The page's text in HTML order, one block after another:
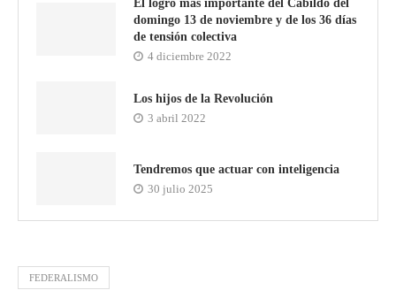
El logro más importante del Cabildo del
domingo 13 de noviembre y de los 36 días
de tensión colectiva
4 diciembre 2022
Los hijos de la Revolución
3 abril 2022
Tendremos que actuar con inteligencia
30 julio 2025
FEDERALISMO